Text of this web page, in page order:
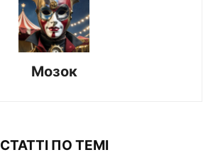
Мозок
СТАТТІ ПО ТЕМІ